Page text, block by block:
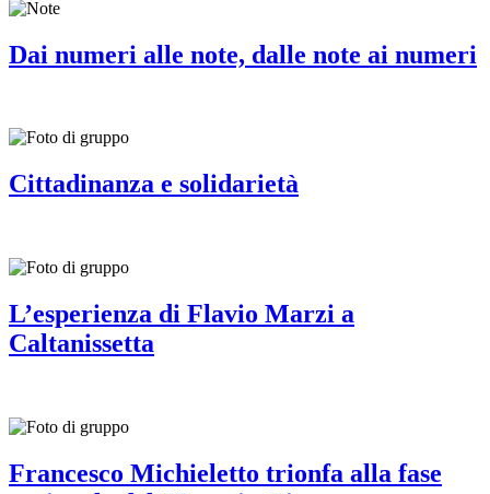
Dai numeri alle note, dalle note ai numeri
Cittadinanza e solidarietà
L’esperienza di Flavio Marzi a
Caltanissetta
Francesco Michieletto trionfa alla fase